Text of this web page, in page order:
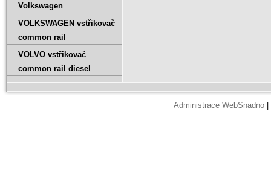
Volkswagen
VOLKSWAGEN vstřikovač
common rail
VOLVO vstřikovač
common rail diesel
Administrace WebSnadno|